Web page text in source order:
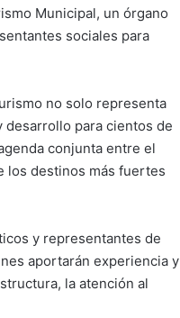
Municipal, un órgano
sociales para
no solo representa
para cientos de
conjunta entre el
los destinos más fuertes
y representantes de
aportarán experiencia y
la atención al